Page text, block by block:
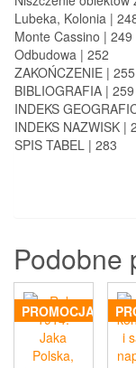
Lubeka, Kolonia |
Monte Cassino | 249
Odbudowa | 252
ZAKOŃCZENIE | 255
BIBLIOGRAFIA | 259
INDEKS
INDEKS NAZWISK |
SPIS TABEL | 283
Podobne
PROMOCJA!